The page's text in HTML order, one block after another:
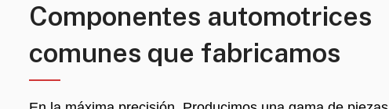
Componentes automotrices
comunes que fabricamos